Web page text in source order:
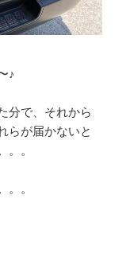
♪
分で、それから
らが届かないと
。。
。。